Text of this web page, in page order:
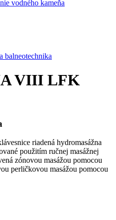
vodného kameňa
balneotechnika
VIII LFK
riadená hydromasážna
použitím ručnej masážnej
zónovou masážou pomocou
perličkovou masážou pomocou